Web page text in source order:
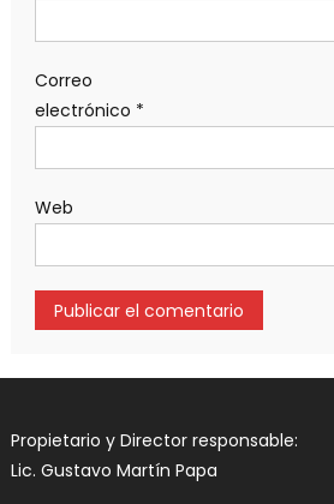
Correo
electrónico *
Web
Propietario y Director responsable:
Lic. Gustavo Martín Papa